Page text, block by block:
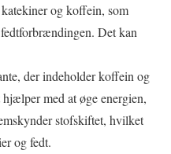
og koffein, som
Det kan
der indeholder koffein og
med at øge energien,
stofskiftet, hvilket
og fedt.